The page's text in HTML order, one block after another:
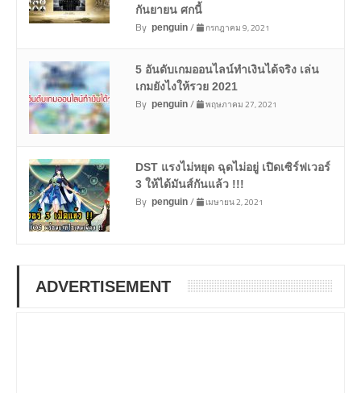
กันยายน ศกนี้
By penguin/ กรกฎาคม 9, 2021
5 อันดับเกมออนไลน์ทำเงินได้จริง เล่น
เกมยังไงให้รวย 2021
By penguin/ พฤษภาคม 27, 2021
DST แรงไม่หยุด ฉุดไม่อยู่ เปิดเซิร์ฟเวอร์
3 ให้ได้มันส์กันแล้ว !!!
By penguin/ เมษายน 2, 2021
ADVERTISEMENT